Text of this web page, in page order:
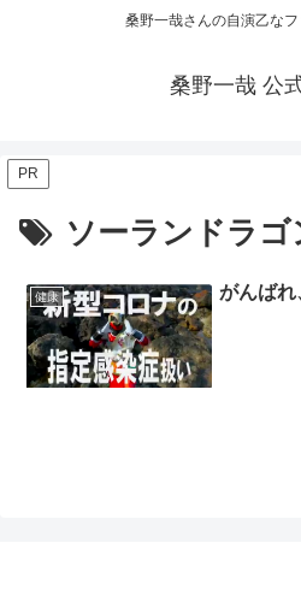
桑野一哉さんの自演乙なフ
桑野一哉 公
PR
ソーランドラゴ
健康 がんばれ